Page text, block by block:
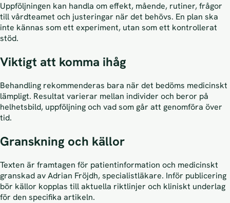
Uppföljningen kan handla om effekt, mående, rutiner, frågor
till vårdteamet och justeringar när det behövs. En plan ska
inte kännas som ett experiment, utan som ett kontrollerat
stöd.
Viktigt att komma ihåg
Behandling rekommenderas bara när det bedöms medicinskt
lämpligt. Resultat varierar mellan individer och beror på
helhetsbild, uppföljning och vad som går att genomföra över
tid.
Granskning och källor
Texten är framtagen för patientinformation och medicinskt
granskad av Adrian Fröjdh, specialistläkare. Inför publicering
bör källor kopplas till aktuella riktlinjer och kliniskt underlag
för den specifika artikeln.